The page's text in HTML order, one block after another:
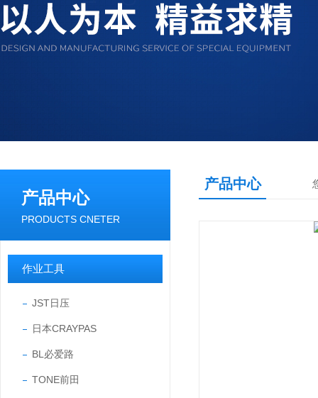
产品中心
PRODUCTS CNETER
作业工具
JST日压
日本CRAYPAS
BL必爱路
TONE前田
产品中心